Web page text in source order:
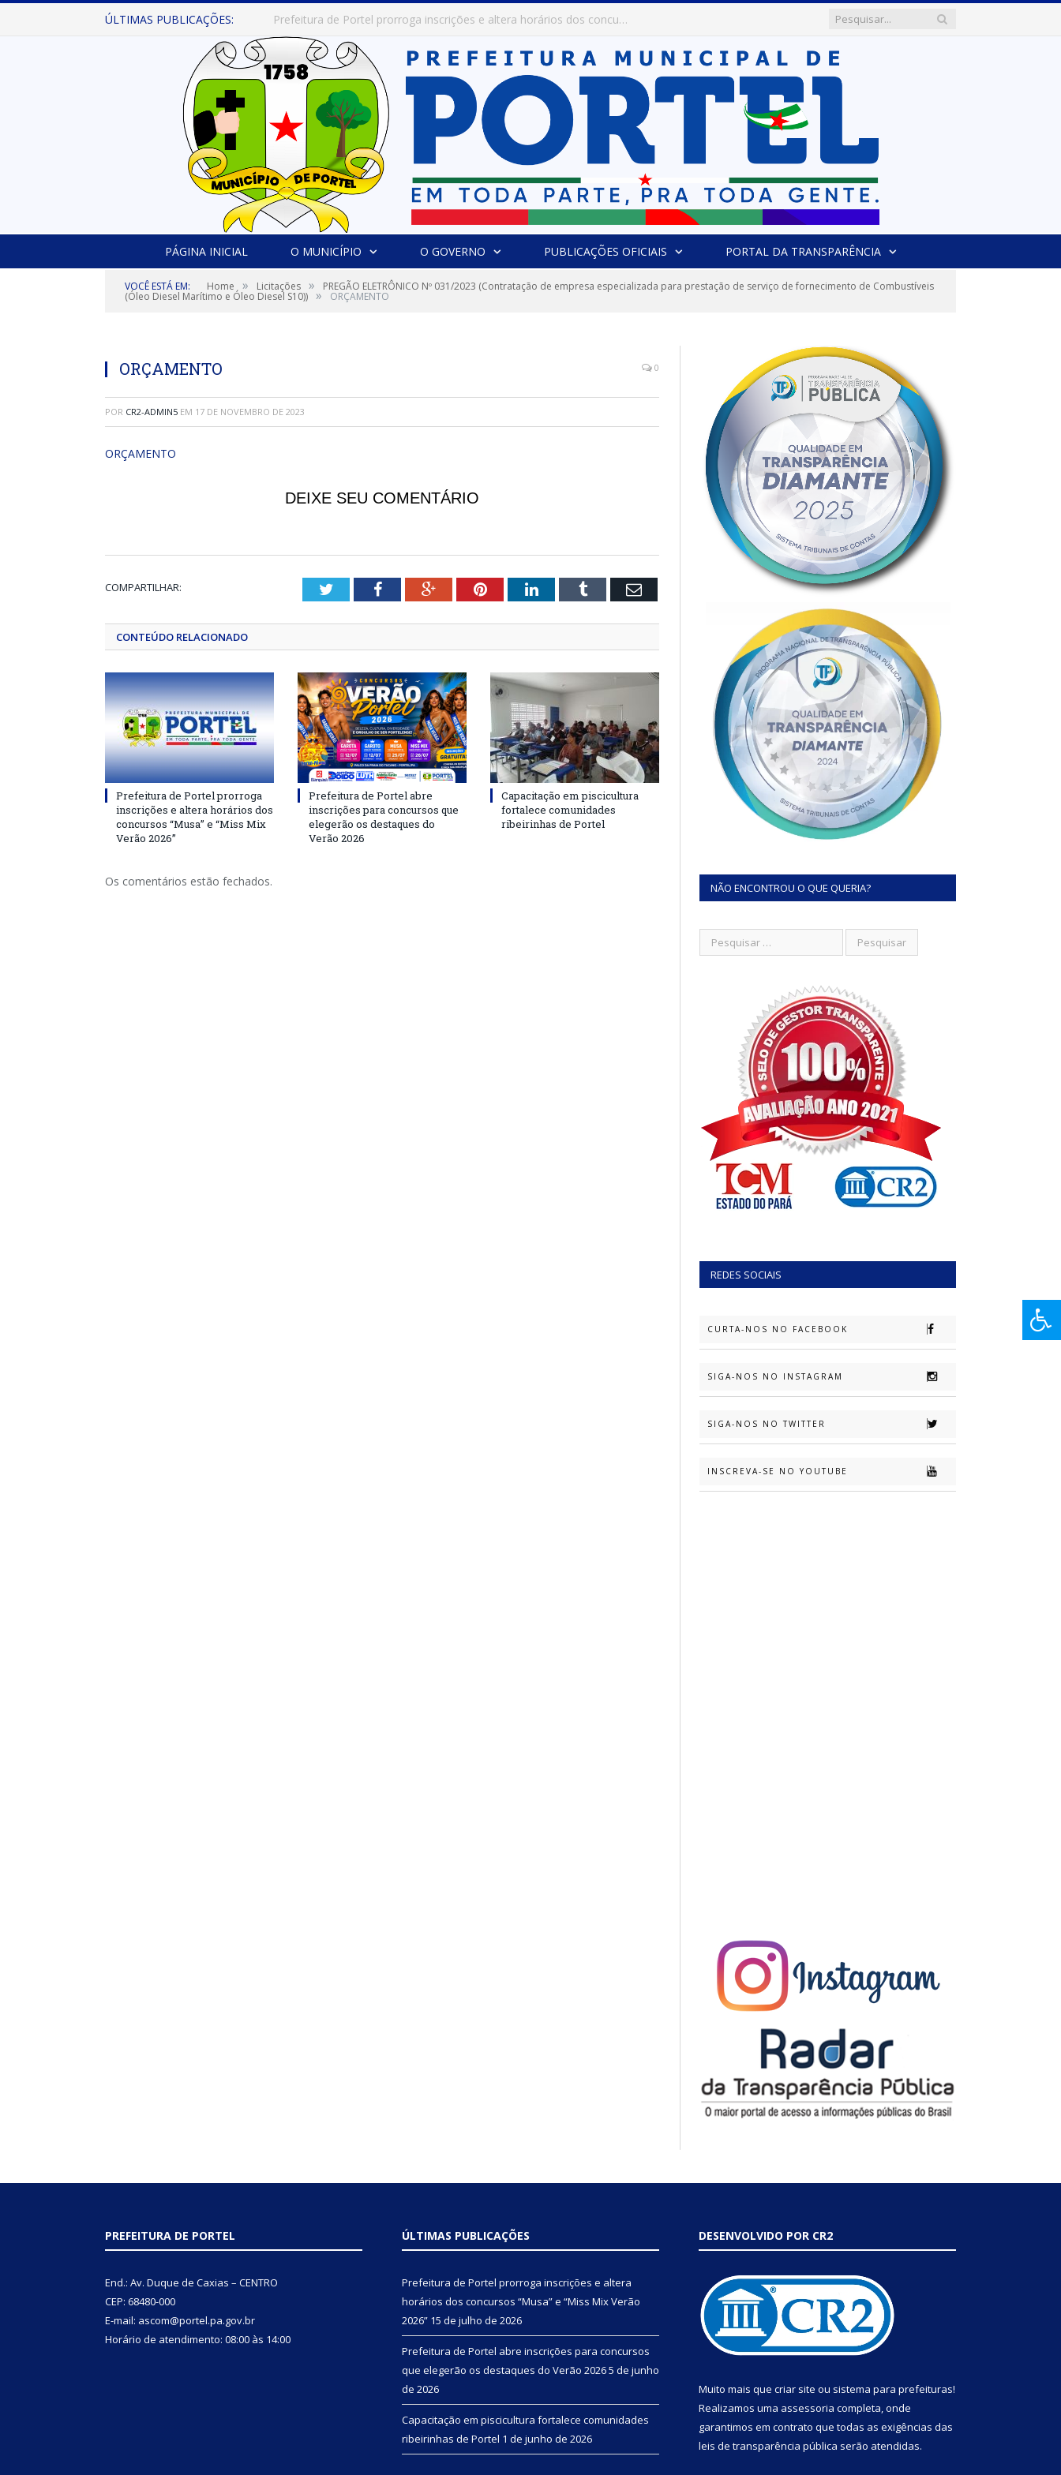
ÚLTIMAS PUBLICAÇÕES: Prefeitura de Portel abre inscrições para concursos que elegerão os destaques do Verão 2026
PÁGINA INICIAL O MUNICÍPIO O GOVERNO PUBLICAÇÕES OFICIAIS PORTAL DA TRANSPARÊNCIA
VOCÊ ESTÁ EM: Home » Licitações » PREGÃO ELETRÔNICO Nº 031/2023 (Contratação de empresa especializada para prestação de serviço de fornecimento de Combustíveis
(Óleo Diesel Marítimo e Óleo Diesel S10)) » ORÇAMENTO
ORÇAMENTO 0
POR CR2-ADMIN5 EM 17 DE NOVEMBRO DE 2023
ORÇAMENTO
DEIXE SEU COMENTÁRIO
COMPARTILHAR: TwitterFacebookGoogle+PinterestLinkedInTumblr Email
CONTEÚDO RELACIONADO
Prefeitura de Portel prorroga
inscrições e altera horários dos
concursos “Musa” e “Miss Mix
Verão 2026”
Prefeitura de Portel abre
inscrições para concursos que
elegerão os destaques do
Verão 2026
Capacitação em piscicultura
fortalece comunidades
ribeirinhas de Portel
Os comentários estão fechados. NÃO ENCONTROU O QUE QUERIA?
REDES SOCIAIS
CURTA-NOS NO FACEBOOK
SIGA-NOS NO INSTAGRAM
SIGA-NOS NO TWITTER
INSCREVA-SE NO YOUTUBE
PREFEITURA DE PORTEL
End.: Av. Duque de Caxias – CENTRO
CEP: 68480-000
E-mail: ascom@portel.pa.gov.br
Horário de atendimento: 08:00 às 14:00
ÚLTIMAS PUBLICAÇÕES
Prefeitura de Portel prorroga inscrições e altera
horários dos concursos “Musa” e “Miss Mix Verão
2026” 15 de julho de 2026
Prefeitura de Portel abre inscrições para concursos
que elegerão os destaques do Verão 20265 de junho
de 2026
Capacitação em piscicultura fortalece comunidades
ribeirinhas de Portel 1 de junho de 2026
DESENVOLVIDO POR CR2
Muito mais que criar site ou sistema para prefeituras!
Realizamos uma assessoria completa, onde
garantimos em contrato que todas as exigências das
leis de transparência pública serão atendidas.